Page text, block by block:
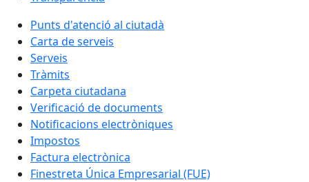
Punts d'atenció al ciutadà
Carta de serveis
Serveis
Tràmits
Carpeta ciutadana
Verificació de documents
Notificacions electròniques
Impostos
Factura electrònica
Finestreta Única Empresarial (FUE)